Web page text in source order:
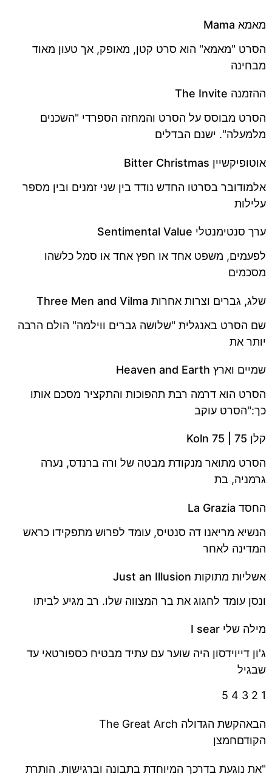
מאמא Mama
הסרט "מאמא" הוא סרט קטן, מאופק, אך טעון מאוד
מבחינה
ההזמנה The Invite
הסרט מבוסס על הסרט והמחזה הספרדי "השכנים
מלמעלה". ישנם הבדלים
אוטופיקשיין Bitter Christmas
אלמודובר בסרטו החדש נודד בין שני זמנים ובין מספר
עלילות
ערך סנטימנטלי Sentimental Value
לפעמים, משפט אחד או חפץ אחד או סמל כלשהו
מסכמים
שלג, גברים וצרות אחרות Three Men and Vilma
שם הסרט באנגלית "שלושה גברים ווילמה" הולם הרבה
יותר את
שמיים וארץ Heaven and Earth
הסרט הוא דרמה רבת תהפוכות והתקציר מסכם אותו
כך:"הסרט עוקב
קלן 75 | Koln 75
הסרט מתואר מנקודת מבטה של ורה ברנדס, נערה
גרמניה, בת
החסד La Grazia
הנשיא מריאנו דה סנטיס, עומד לפרוש מתפקידו כראש
המדינה לאחר
אשליות מתוקות Just an Illusion
ונסן עומד לחגוג את בר המצווה שלו. רב מגיע לביתו
מילה שלי I sear
ג'ון דייוידסון היה שוער עם עתיד מבטיח כספורטאי עד
שבגיל
1
2
3
4
5
הבאהקשת הגדולה The Great Arch
הקודםחמצן
"את נוגעת בדרכך המיוחדת בתבונה וברגישות. הותרת